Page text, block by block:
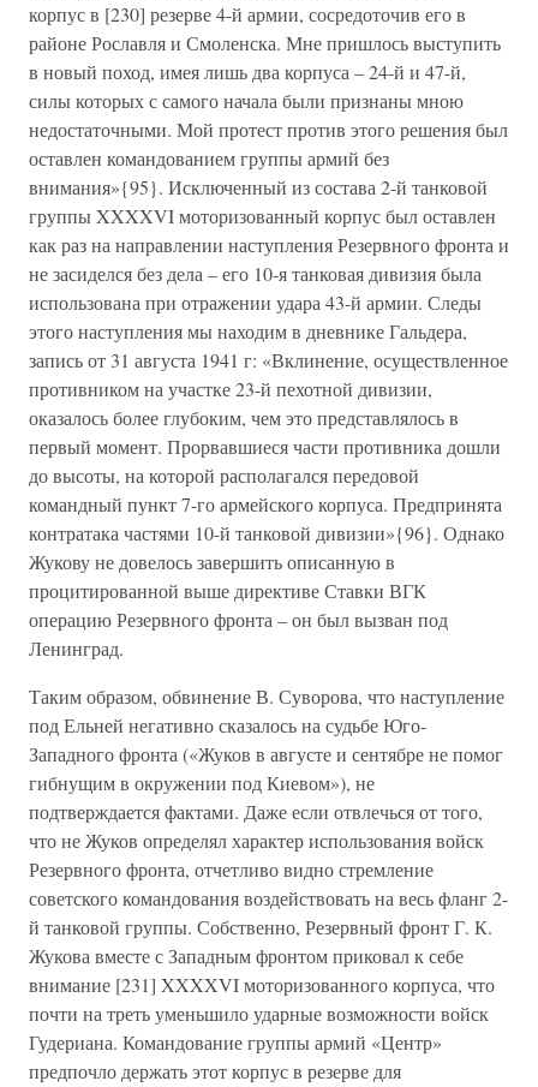
корпус в [230] резерве 4-й армии, сосредоточив его в
районе Рославля и Смоленска. Мне пришлось выступить
в новый поход, имея лишь два корпуса – 24-й и 47-й,
силы которых с самого начала были признаны мною
недостаточными. Мой протест против этого решения был
оставлен командованием группы армий без
внимания»{95}. Исключенный из состава 2-й танковой
группы XXXXVI моторизованный корпус был оставлен
как раз на направлении наступления Резервного фронта и
не засиделся без дела – его 10-я танковая дивизия была
использована при отражении удара 43-й армии. Следы
этого наступления мы находим в дневнике Гальдера,
запись от 31 августа 1941 г: «Вклинение, осуществленное
противником на участке 23-й пехотной дивизии,
оказалось более глубоким, чем это представлялось в
первый момент. Прорвавшиеся части противника дошли
до высоты, на которой располагался передовой
командный пункт 7-го армейского корпуса. Предпринята
контратака частями 10-й танковой дивизии»{96}. Однако
Жукову не довелось завершить описанную в
процитированной выше директиве Ставки ВГК
операцию Резервного фронта – он был вызван под
Ленинград.
Таким образом, обвинение В. Суворова, что наступление
под Ельней негативно сказалось на судьбе Юго-
Западного фронта («Жуков в августе и сентябре не помог
гибнущим в окружении под Киевом»), не
подтверждается фактами. Даже если отвлечься от того,
что не Жуков определял характер использования войск
Резервного фронта, отчетливо видно стремление
советского командования воздействовать на весь фланг 2-
й танковой группы. Собственно, Резервный фронт Г. К.
Жукова вместе с Западным фронтом приковал к себе
внимание [231] XXXXVI моторизованного корпуса, что
почти на треть уменьшило ударные возможности войск
Гудериана. Командование группы армий «Центр»
предпочло держать этот корпус в резерве для